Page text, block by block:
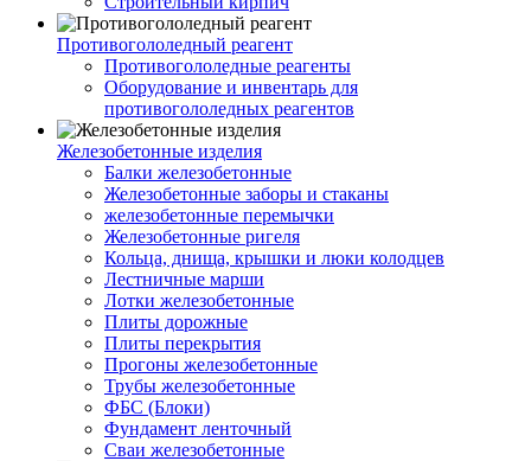
Противогололедный реагент
Противогололедные реагенты
Оборудование и инвентарь для
противогололедных реагентов
Железобетонные изделия
Балки железобетонные
Железобетонные заборы и стаканы
железобетонные перемычки
Железобетонные ригеля
Кольца, днища, крышки и люки колодцев
Лестничные марши
Лотки железобетонные
Плиты дорожные
Плиты перекрытия
Прогоны железобетонные
Трубы железобетонные
ФБС (Блоки)
Фундамент ленточный
Сваи железобетонные